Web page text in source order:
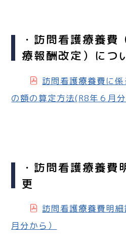
・訪問看護療養費
療報酬改定）につ
訪問看護療養費に
の額の算定方法(R8年６月分
・訪問看護療養費
更
訪問看護療養費明
月分から）